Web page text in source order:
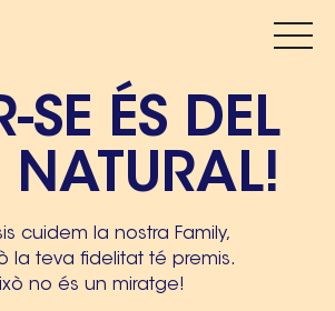
SE ÉS DEL
NATURAL!
cuidem la nostra Family,
la teva fidelitat té premis.
no és un miratge!